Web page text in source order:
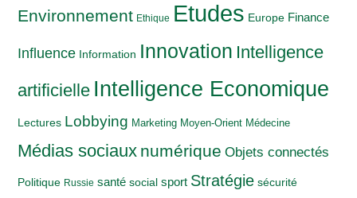
Environnement Ethique Etudes Europe Finance
Influence Information Innovation Intelligence
artificielle Intelligence Economique
Lectures Lobbying Marketing Moyen-Orient Médecine
Médias sociaux numérique Objets connectés
Politique Russie santé social sport Stratégie sécurité